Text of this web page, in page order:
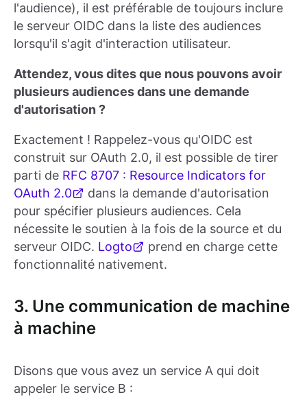
l'audience), il est préférable de toujours inclure
le serveur OIDC dans la liste des audiences
lorsqu'il s'agit d'interaction utilisateur.
Attendez, vous dites que nous pouvons avoir
plusieurs audiences dans une demande
d'autorisation ?
Exactement ! Rappelez-vous qu'OIDC est
construit sur OAuth 2.0, il est possible de tirer
parti de RFC 8707 : Resource Indicators for
OAuth 2.0
dans la demande d'autorisation
pour spécifier plusieurs audiences. Cela
nécessite le soutien à la fois de la source et du
serveur OIDC. Logto
prend en charge cette
fonctionnalité nativement.
3. Une communication de machine
à machine
Disons que vous avez un service A qui doit
appeler le service B :